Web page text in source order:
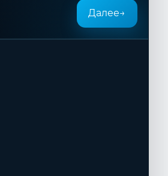
Далее→